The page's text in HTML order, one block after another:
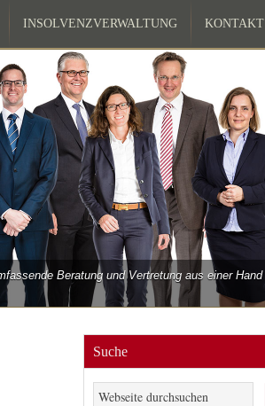
INSOLVENZVERWALTUNG KONTAKT
Beratung und Vertretung aus einer Hand
Suche